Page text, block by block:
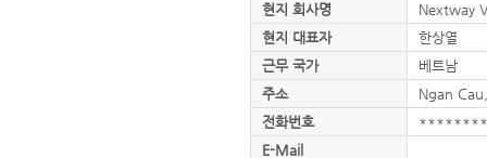
현지 회사명
Nextway
현지 대표자
한상열
근무 국가
베트남
주소
Ngan
전화번호
E-Mail